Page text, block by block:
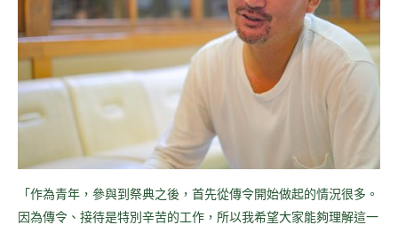
「作為青年，參與到祭典之後，首先從傳令開始做起的情況很多。
因為傳令、接待是特別辛苦的工作，所以我希望大家能夠理解這一